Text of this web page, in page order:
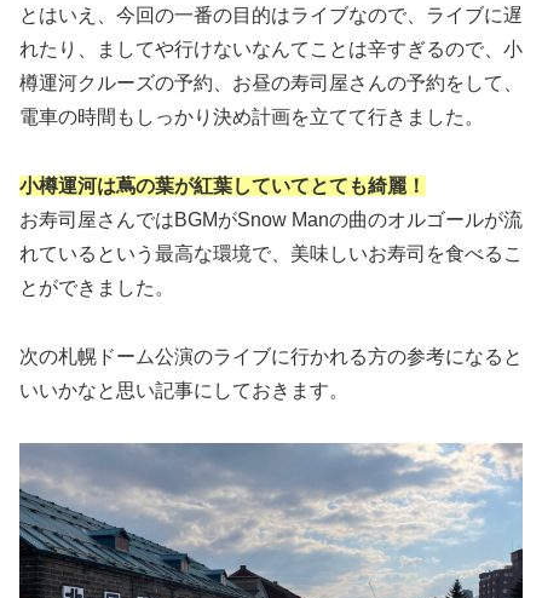
とはいえ、今回の一番の目的はライブなので、ライブに遅
れたり、ましてや行けないなんてことは辛すぎるので、小
樽運河クルーズの予約、お昼の寿司屋さんの予約をして、
電車の時間もしっかり決め計画を立てて行きました。
小樽運河は蔦の葉が紅葉していてとても綺麗！
お寿司屋さんではBGMがSnow Manの曲のオルゴールが流
れているという最高な環境で、美味しいお寿司を食べるこ
とができました。
次の札幌ドーム公演のライブに行かれる方の参考になると
いいかなと思い記事にしておきます。